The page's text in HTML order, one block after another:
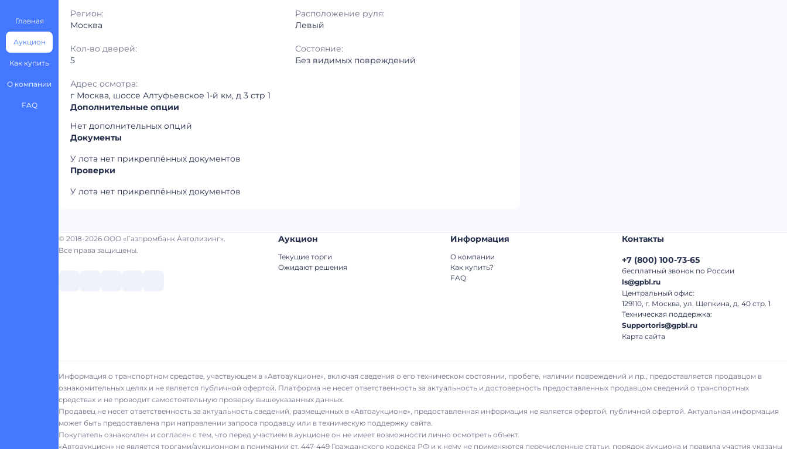
Главная
Аукцион
Как купить
О компании
FAQ
Регион:
Москва
Расположение руля:
Левый
Кол-во дверей:
5
Состояние:
Без видимых повреждений
Адрес осмотра:
г Москва, шоссе Алтуфьевское 1-й км, д 3 стр 1
Дополнительные опции
Нет дополнительных опций
Документы
У лота нет прикреплённых документов
Проверки
У лота нет прикреплённых документов
© 2018-2026 ООО «Газпромбанк Автолизинг».
Все права защищены.
Аукцион
Текущие торги
Ожидают решения
Информация
О компании
Как купить?
FAQ
Контакты
+7 (800) 100-73-65
бесплатный звонок по России
ls@gpbl.ru
Центральный офис:
129110, г. Москва, ул. Щепкина, д. 40 стр. 1
Техническая поддержка:
Supportoris@gpbl.ru
Карта сайта
Информация о транспортном средстве, участвующем в «Автоаукционе», включая сведения о его техническом состоянии, пробеге, наличии повреждений и пр., предоставляется продавцом в
ознакомительных целях и не является публичной офертой. Платформа не несет ответственность за актуальность и достоверность предоставленных продавцом сведений о транспортных
средствах и не проводит самостоятельную проверку вышеуказанных данных.
Продавец не несет ответственность за актуальность сведений, размещенных в «Автоаукционе», предоставленная информация не является офертой, публичной офертой. Актуальная информация
может быть предоставлена при направлении запроса продавцу или в техническую поддержку сайта.
Покупатель ознакомлен и согласен с тем, что перед участием в аукционе он не имеет возможности лично осмотреть объект.
«Автоаукцион» не является торгами/аукционном в понимании ст. 447-449 Гражданского кодекса РФ и к нему не применяются перечисленные статьи, порядок аукциона и правила участия указаны